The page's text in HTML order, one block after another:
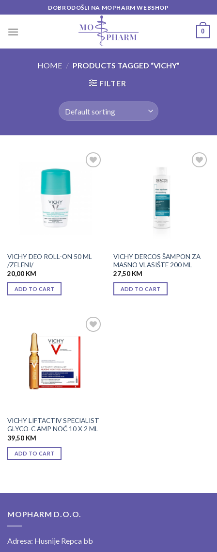
to
content
DOBRODOŠLI NA MOPHARM WEBSHOP
0
HOME / PRODUCTS TAGGED “VICHY”
FILTER
VICHY DEO ROLL-ON 50 ML
/ZELENI/
20,00 KM
ADD TO CART
VICHY DERCOS ŠAMPON ZA
MASNO VLASIŠTE 200 ML
27,50 KM
ADD TO CART
VICHY LIFTACTIV SPECIALIST
GLYCO-C AMP NOĆ 10 X 2 ML
39,50 KM
ADD TO CART
MOPHARM D.O.O.
Adresa: Husnije Repca bb